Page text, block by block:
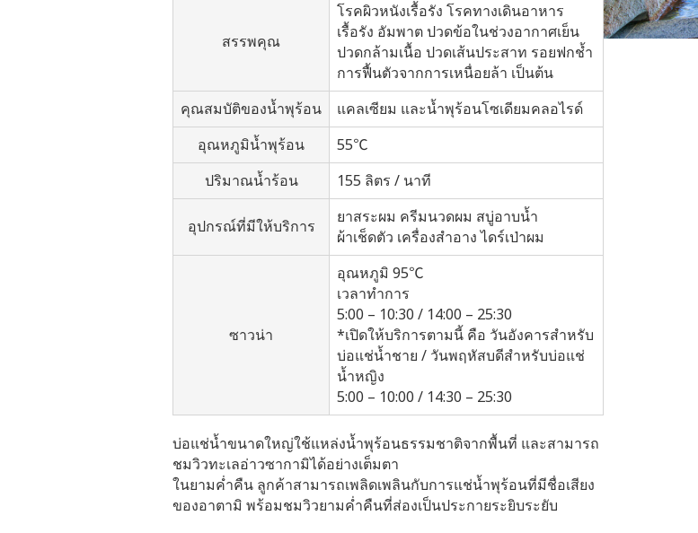
สรรพคุณ
โรคผิวหนังเรื้อรัง โรคทางเดินอาหาร
เรื้อรัง อัมพาต ปวดข้อในช่วงอากาศเย็น
ปวดกล้ามเนื้อ ปวดเส้นประสาท รอยฟกช้ำ
การฟื้นตัวจากการเหนื่อยล้า เป็นต้น
คุณสมบัติของน้ำพุร้อน
แคลเซียม และน้ำพุร้อนโซเดียมคลอไรด์
อุณหภูมิน้ำพุร้อน
55℃
ปริมาณน้ำร้อน
155 ลิตร / นาที
อุปกรณ์ที่มีให้บริการ
ยาสระผม ครีมนวดผม สบู่อาบน้ำ
ผ้าเช็ดตัว เครื่องสำอาง ไดร์เป่าผม
ซาวน่า
อุณหภูมิ 95℃
เวลาทำการ
5:00 – 10:30 / 14:00 – 25:30
*เปิดให้บริการตามนี้ คือ วันอังคารสำหรับ
บ่อแช่น้ำชาย / วันพฤหัสบดีสำหรับบ่อแช่
น้ำหญิง
5:00 – 10:00 / 14:30 – 25:30
บ่อแช่น้ำขนาดใหญ่ใช้แหล่งน้ำพุร้อนธรรมชาติจากพื้นที่ และสามารถ
ชมวิวทะเลอ่าวซากามิได้อย่างเต็มตา
ในยามค่ำคืน ลูกค้าสามารถเพลิดเพลินกับการแช่น้ำพุร้อนที่มีชื่อเสียง
ของอาตามิ พร้อมชมวิวยามค่ำคืนที่ส่องเป็นประกายระยิบระยับ